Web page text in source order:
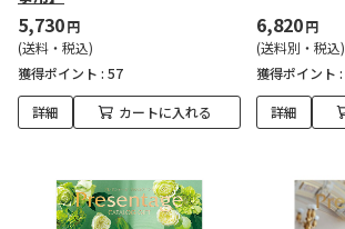
5,730円
(送料・税込)
獲得ポイント : 57
詳細 カートに入れる
6,820円
(送料別・税込)
獲得ポイント :
詳細